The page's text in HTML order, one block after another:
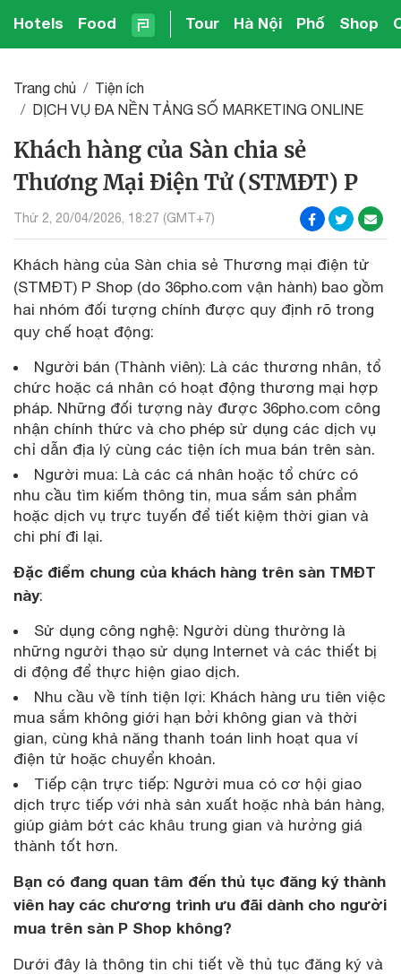
Hotels Food Tour Hà Nội Phố Shop
Trang chủ
Tiện ích
DỊCH VỤ ĐA NỀN TẢNG SỐ MARKETING ONLINE
Khách hàng của Sàn chia sẻ
Thương Mại Điện Tử (STMĐT) P
Thứ 2, 20/04/2026, 18:27 (GMT+7)
Khách hàng của Sàn chia sẻ Thương mại điện tử
(STMĐT) P Shop (do 36pho.com vận hành) bao gồm
hai nhóm đối tượng chính được quy định rõ trong
quy chế hoạt động:
Người bán (Thành viên): Là các thương nhân, tổ
chức hoặc cá nhân có hoạt động thương mại hợp
pháp. Những đối tượng này được 36pho.com công
nhận chính thức và cho phép sử dụng các dịch vụ
chỉ dẫn địa lý cùng các tiện ích mua bán trên sàn.
Người mua: Là các cá nhân hoặc tổ chức có
nhu cầu tìm kiếm thông tin, mua sắm sản phẩm
hoặc dịch vụ trực tuyến để tiết kiệm thời gian và
chi phí đi lại.
Đặc điểm chung của khách hàng trên sàn TMĐT
này:
Sử dụng công nghệ: Người dùng thường là
những người thạo sử dụng Internet và các thiết bị
di động để thực hiện giao dịch.
Nhu cầu về tính tiện lợi: Khách hàng ưu tiên việc
mua sắm không giới hạn bởi không gian và thời
gian, cùng khả năng thanh toán linh hoạt qua ví
điện tử hoặc chuyển khoản.
Tiếp cận trực tiếp: Người mua có cơ hội giao
dịch trực tiếp với nhà sản xuất hoặc nhà bán hàng,
giúp giảm bớt các khâu trung gian và hưởng giá
thành tốt hơn.
Bạn có đang quan tâm đến thủ tục đăng ký thành
viên hay các chương trình ưu đãi dành cho người
mua trên sàn P Shop không?
Dưới đây là thông tin chi tiết về thủ tục đăng ký và